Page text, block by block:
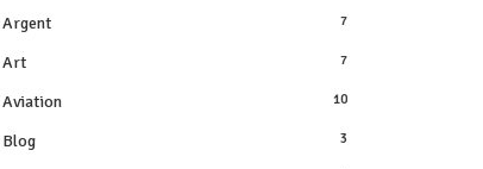
Argent 7
Art 7
Aviation 10
Blog 3